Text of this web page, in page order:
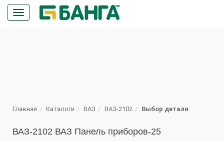
Кнопка
меню
Главная Каталоги ВАЗ ВАЗ-2102 Выбор детали
ВАЗ-2102 ВАЗ Панель приборов-25